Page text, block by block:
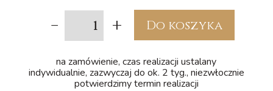
- + Do koszyka
na zamówienie, czas realizacji ustalany
indywidualnie, zazwyczaj do ok. 2 tyg., niezwłocznie
potwierdzimy termin realizacji